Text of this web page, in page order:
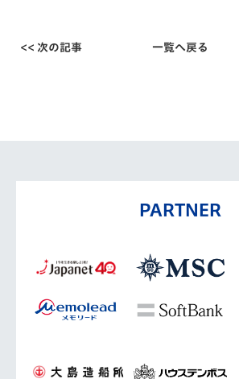
<< 次の記事 一覧へ戻る
PARTNER